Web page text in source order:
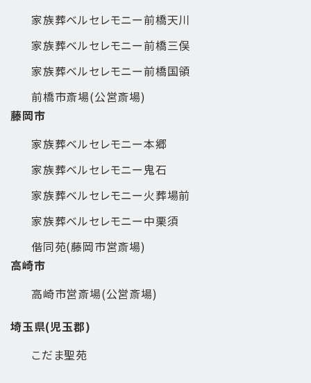
家族葬ベルセレモニー前橋天川
家族葬ベルセレモニー前橋三俣
家族葬ベルセレモニー前橋国領
前橋市斎場(公営斎場)
藤岡市
家族葬ベルセレモニー本郷
家族葬ベルセレモニー鬼石
家族葬ベルセレモニー火葬場前
家族葬ベルセレモニー中栗須
偕同苑(藤岡市営斎場)
高崎市
高崎市営斎場(公営斎場)
埼玉県(児玉郡)
こだま聖苑